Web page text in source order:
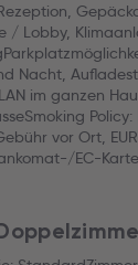
/ Lobby,
Nacht,
im ganzen
vor Ort,
EC-